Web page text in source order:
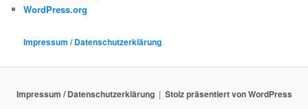
WordPress.org
Impressum / Datenschutzerklärung
Impressum / Datenschutzerklärung Stolz präsentiert von WordPress